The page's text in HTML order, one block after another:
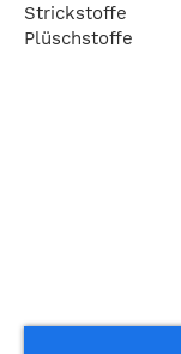
Strickstoffe
Plüschstoffe